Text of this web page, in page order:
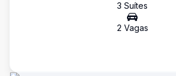
3 Suítes
2 Vagas